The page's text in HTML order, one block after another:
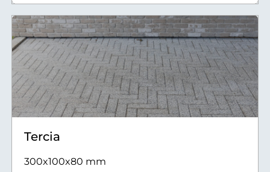
Tercia
300x100x80 mm